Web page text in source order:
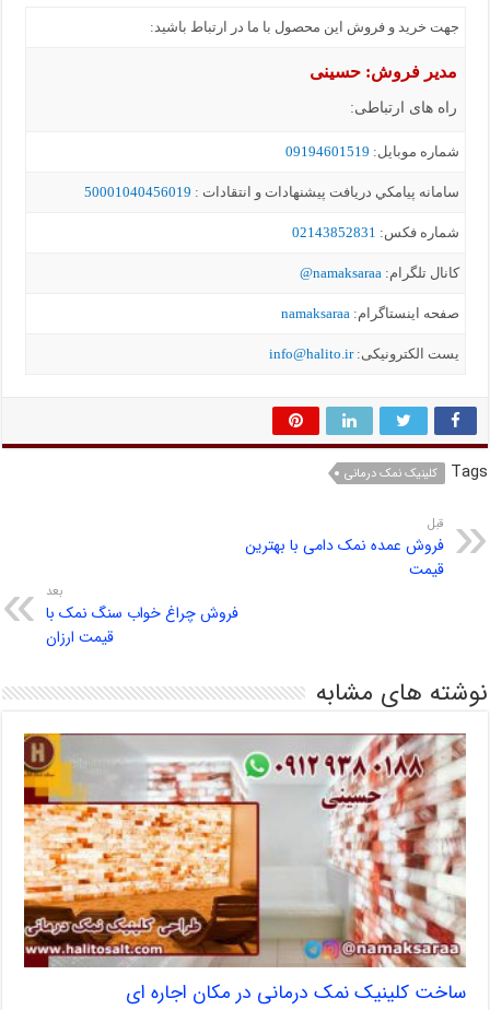
جهت خرید و فروش این محصول با ما در ارتباط باشید:
مدیر فروش: حسینی
راه های ارتباطی:
شماره موبايل: 09194601519
سامانه پيامکي دریافت پیشنهادات و انتقادات : 50001040456019
شماره فکس: 02143852831
کانال تلگرام:namaksaraa@
صفحه اینستاگرام:namaksaraa
یست الکترونیکی:info@halito.ir
Tags کلینیک نمک درمانی
قبل
فروش عمده نمک دامی با بهترین
قیمت
بعد
فروش چراغ خواب سنگ نمک با
قیمت ارزان
نوشته های مشابه
ساخت کلینیک نمک درمانی در مکان اجاره ای